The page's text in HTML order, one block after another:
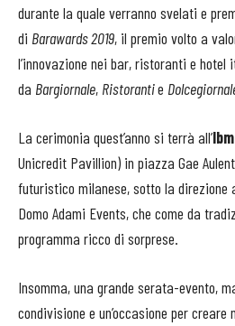
durante la quale verranno svelati e
di Barawards 2019, il premio volto a
l’innovazione nei bar, ristoranti e hotel
da Bargiornale, Ristorantie
La cerimonia quest’anno si terrà all’
Unicredit Pavillion) in piazza Gae
futuristico milanese, sotto la direzione
Domo Adami Events, che come da
programma ricco di sorprese.
Insomma, una grande serata-evento,
condivisione e un’occasione per